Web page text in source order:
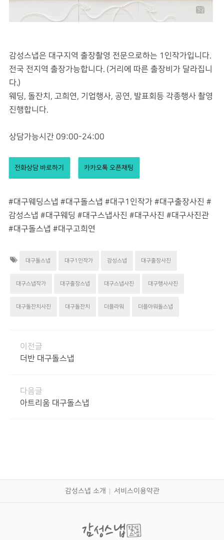
감성스냅은 대구지역 출장촬영 전문으로하는 1인작가입니다.
전국 전지역 출장가능합니다. (거리에 따른 출장비가 달라집니
다.)
웨딩, 돌잔치, 고희연, 기업행사, 공연, 발표회등 각종행사 촬영
진행합니다.
상담가능시간 09:00-24:00
전화상담 바로하기 카카오톡 오픈채팅
#대구웨딩스냅 #대구돌스냅 #대구1인작가 #대구출장사진 #
감성스냅 #대구웨딩 #대구스냅사진 #대구사진 #대구사진관
#대구돌스냅 #대구고희연
대구돌스냅 대구1인작가 감성스냅 대구출장사진
대구스냅작가 대구출장스냅 대구스냅사진 대구행사사진
대구돌잔치사진 대구돌잔치 더플라워 더플아워돌스냅
이전글
더반 대구돌스냅
다음글
아트리움 대구돌스냅
감성스냅 소개 서비스이용약관